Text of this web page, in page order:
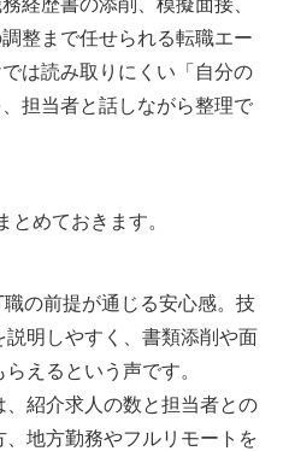
整まで任せられる転職エー
は読み取りにくい「自分の
担当者と話しながら整理で
とめておきます。
の前提が通じる安心感。技
明しやすく、書類添削や面
えるという声です。
紹介求人の数と担当者との
地方勤務やフルリモートを